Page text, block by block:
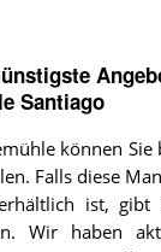
Santiago
können
Falls diese
ist, gibt
Wir haben